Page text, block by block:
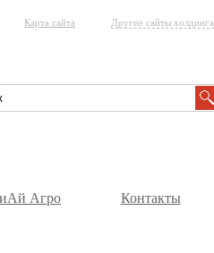
Карта сайта Другие сайты холдинга
Агро Контакты